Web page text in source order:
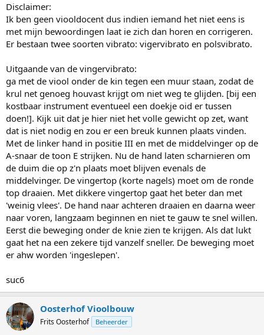
Disclaimer:
Ik ben geen viooldocent dus indien iemand het niet eens is
met mijn bewoordingen laat ie zich dan horen en corrigeren.
Er bestaan twee soorten vibrato: vigervibrato en polsvibrato.
Uitgaande van de vingervibrato:
ga met de viool onder de kin tegen een muur staan, zodat de
krul net genoeg houvast krijgt om niet weg te glijden. [bij een
kostbaar instrument eventueel een doekje oid er tussen
doen!]. Kijk uit dat je hier niet het volle gewicht op zet, want
dat is niet nodig en zou er een breuk kunnen plaats vinden.
Met de linker hand in positie III en met de middelvinger op de
A-snaar de toon E strijken. Nu de hand laten scharnieren om
de duim die op z'n plaats moet blijven evenals de
middelvinger. De vingertop (korte nagels) moet om de ronde
top draaien. Met dikkere vingertop gaat het beter dan met
'weinig vlees'. De hand naar achteren draaien en daarna weer
naar voren, langzaam beginnen en niet te gauw te snel willen.
Eerst die beweging onder de knie zien te krijgen. Als dat lukt
gaat het na een zekere tijd vanzelf sneller. De beweging moet
er ahw worden 'ingeslepen'.
suc6
Oosterhof Vioolbouw
Frits Oosterhof Beheerder